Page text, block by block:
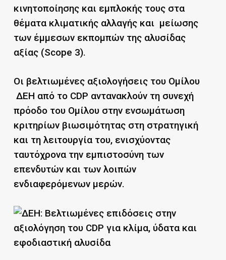
κινητοποίησης και εμπλοκής τους στα
θέματα κλιματικής αλλαγής και μείωσης
των έμμεσων εκπομπών της αλυσίδας
αξίας (Scope 3).
Οι βελτιωμένες αξιολογήσεις του Ομίλου
ΔΕΗ από το CDP αντανακλούν τη συνεχή
πρόοδο του Ομίλου στην ενσωμάτωση
κριτηρίων βιωσιμότητας στη στρατηγική
και τη λειτουργία του, ενισχύοντας
ταυτόχρονα την εμπιστοσύνη των
επενδυτών και των λοιπών
ενδιαφερόμενων μερών.